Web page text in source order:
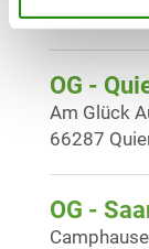
OG -
Am Glück
66287
OG -